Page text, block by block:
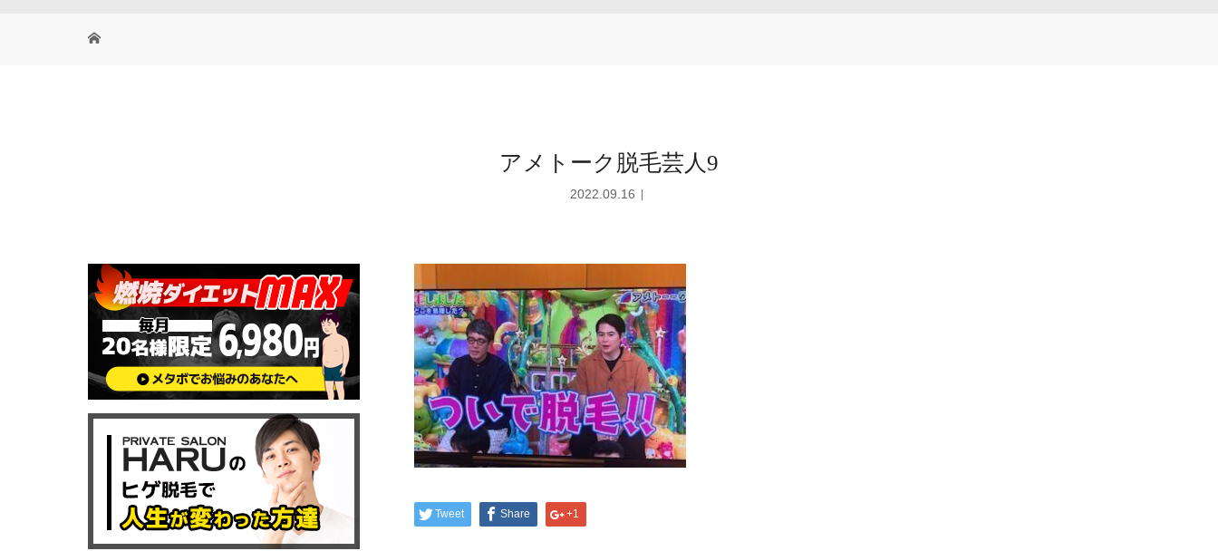
アメトーク脱毛芸人9
2022.09.16
Tweet Share +1